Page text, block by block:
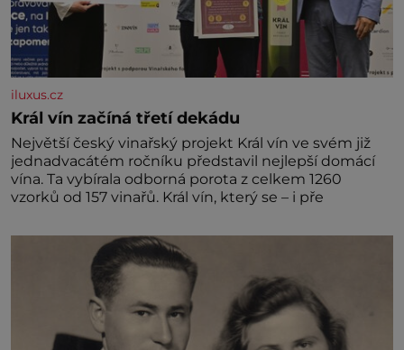
iluxus.cz
Král vín začíná třetí dekádu
Největší český vinařský projekt Král vín ve svém již
jednadvacátém ročníku představil nejlepší domácí
vína. Ta vybírala odborná porota z celkem 1260
vzorků od 157 vinařů. Král vín, který se – i pře